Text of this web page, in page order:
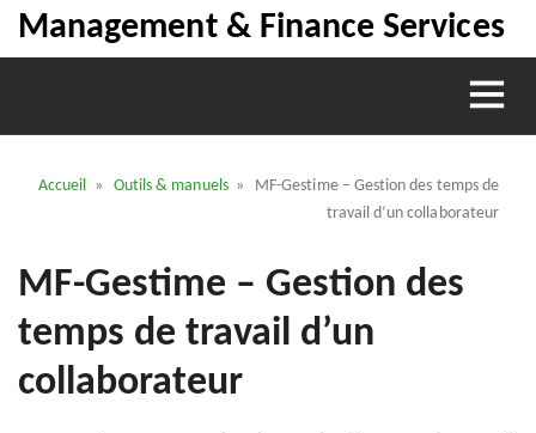
Management & Finance Services
Accueil » Outils & manuels» MF-Gestime – Gestion des temps de
travail d’un collaborateur
MF-Gestime – Gestion des
temps de travail d’un
collaborateur